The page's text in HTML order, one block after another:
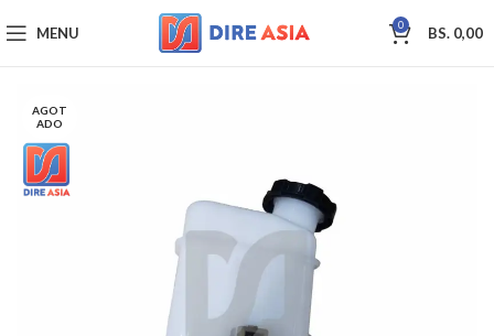
MENU 0 BS. 0,00
AGOT
ADO